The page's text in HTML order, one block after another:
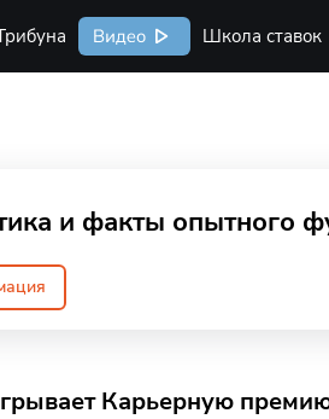
Видео Школа ставок
и факты опытного
Карьерную